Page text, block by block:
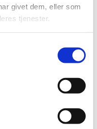
givet dem, eller som
tjenester.
siddende
med 50,49 pct. af
langt fra slut. Et
nemlig ikke
klagede til
afviste